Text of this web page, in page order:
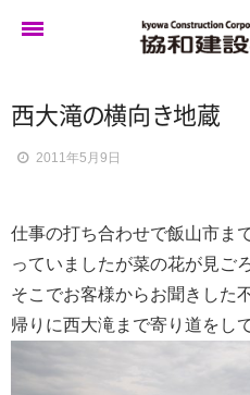
ホーム
実例集
西大滝の横向 き地蔵
2011年5月9日
仕事の打ち合わせで飯山市ま
っていましたが菜の花が見ご
そこでお客様からお聞きした
帰りに西大滝まで寄り道をし